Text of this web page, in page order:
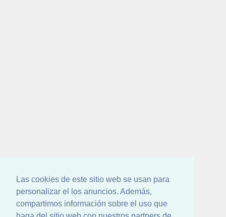
Las cookies de este sitio web se usan para
personalizar el los anuncios. Además,
compartimos información sobre el uso que